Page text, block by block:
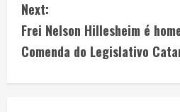
Next:
Frei Nelson Hillesheim é
Comenda do Legislativo